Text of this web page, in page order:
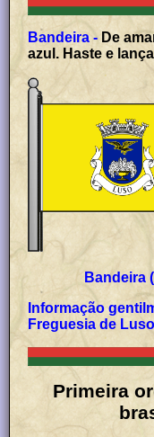
Bandeira - De
azul. Haste e
Informação
Freguesia de Luso
Primeira